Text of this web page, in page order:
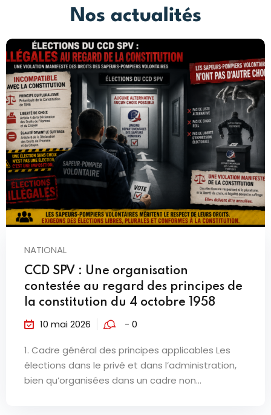
Nos actualités
NATIONAL
CCD SPV : Une organisation
contestée au regard des principes de
la constitution du 4 octobre 1958
10 mai 2026 - 0
1. Cadre général des principes applicables Les
élections dans le privé et dans l’administration,
bien qu’organisées dans un cadre non...